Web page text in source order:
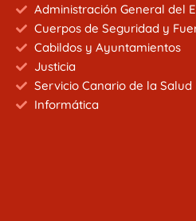
Administración General del
Cuerpos de Seguridad y
Cabildos y Ayuntamientos
Justicia
Servicio Canario de la Salud
Informática